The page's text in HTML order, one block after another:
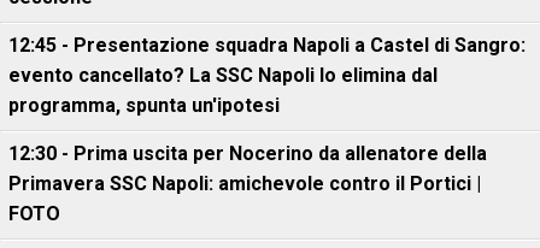
12:45 - Presentazione squadra Napoli a Castel di Sangro:
evento cancellato? La SSC Napoli lo elimina dal
programma, spunta un'ipotesi
12:30 - Prima uscita per Nocerino da allenatore della
Primavera SSC Napoli: amichevole contro il Portici |
FOTO